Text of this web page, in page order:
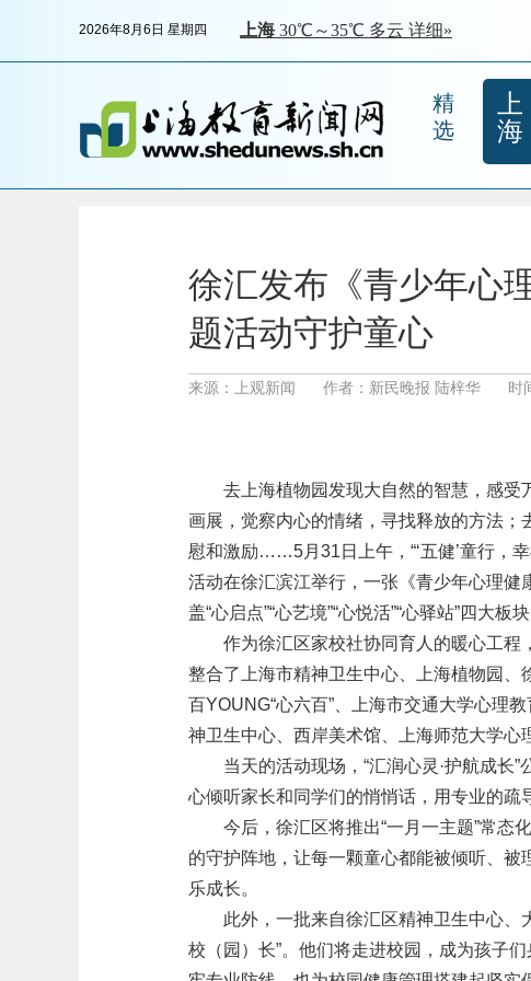
2026年8月6日 星期四
精
选
上
海
徐汇发布《青少年心
题活动守护童心
来源：上观新闻 作者：新民晚报 陆梓华 时
去上海植物园发现大自然的智慧，感受
画展，觉察内心的情绪，寻找释放的方法
慰和激励……5月31日上午，“‘五健’童行，
活动在徐汇滨江举行，一张《青少年心理
盖“心启点”“心艺境”“心悦活”“心驿站”四大板
作为徐汇区家校社协同育人的暖心工程
整合了上海市精神卫生中心、上海植物园
百YOUNG“心六百”、上海市交通大学心理
神卫生中心、西岸美术馆、上海师范大学心
当天的活动现场，“汇润心灵·护航成长
心倾听家长和同学们的悄悄话，用专业的疏
今后，徐汇区将推出“一月一主题”常态
的守护阵地，让每一颗童心都能被倾听、
乐成长。
此外，一批来自徐汇区精神卫生中心、
校（园）长”。他们将走进校园，成为孩子